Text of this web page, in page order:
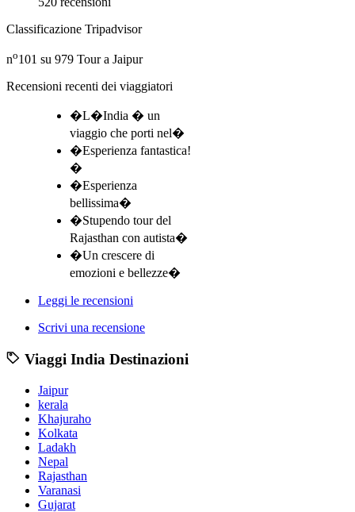
Classificazione Tripadvisor
no101 su 979 Tour a Jaipur
Recensioni recenti dei viaggiatori
�L�India � un
viaggio che porti nel�
�Esperienza fantastica!
�
�Esperienza
bellissima�
�Stupendo tour del
Rajasthan con autista�
�Un crescere di
emozioni e bellezze�
Leggi le recensioni
Scrivi una recensione
Viaggi India Destinazioni
Jaipur
kerala
Khajuraho
Kolkata
Ladakh
Nepal
Rajasthan
Varanasi
Gujarat